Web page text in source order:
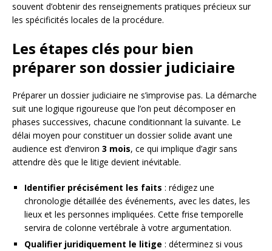
souvent d’obtenir des renseignements pratiques précieux sur
les spécificités locales de la procédure.
Les étapes clés pour bien
préparer son dossier judiciaire
Préparer un dossier judiciaire ne s’improvise pas. La démarche
suit une logique rigoureuse que l’on peut décomposer en
phases successives, chacune conditionnant la suivante. Le
délai moyen pour constituer un dossier solide avant une
audience est d’environ 3 mois, ce qui implique d’agir sans
attendre dès que le litige devient inévitable.
Identifier précisément les faits : rédigez une
chronologie détaillée des événements, avec les dates, les
lieux et les personnes impliquées. Cette frise temporelle
servira de colonne vertébrale à votre argumentation.
Qualifier juridiquement le litige : déterminez si vous